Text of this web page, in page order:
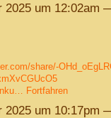
2025 um 12:02am
share/-
Fortfahren
2025 um 10:17pm